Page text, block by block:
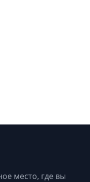
место, где вы